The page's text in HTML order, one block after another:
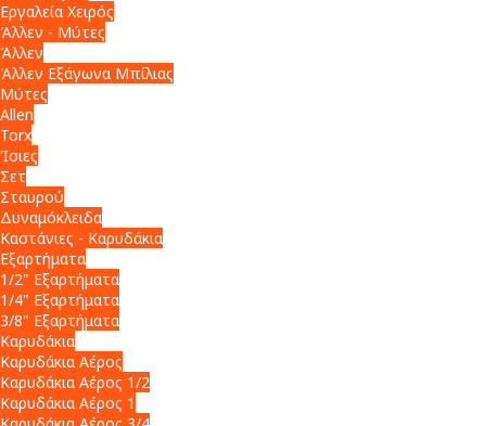
Εργαλεία Χειρός
Άλλεν - Μύτες
Άλλεν
Άλλεν Εξάγωνα Μπίλιας
Μύτες
Allen
Torx
Ίσιες
Σετ
Σταυρού
Δυναμόκλειδα
Καστάνιες - Καρυδάκια
Εξαρτήματα
1/2" Εξαρτήματα
1/4" Εξαρτήματα
3/8" Εξαρτήματα
Καρυδάκια
Καρυδάκια Αέρος
Καρυδάκια Αέρος 1/2
Καρυδάκια Αέρος 1